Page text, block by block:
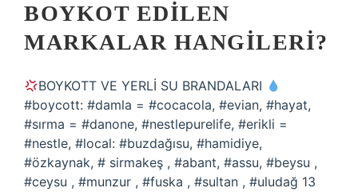
BOYKOT EDILEN
MARKALAR HANGILERI?
BOYKOTT VE YERLİ SU BRANDALARI
#boycott: #damla = #cocacola, #evian, #hayat,
#sırma = #danone, #nestlepurelife, #erikli =
#nestle, #local: #buzdağısu, #hamidiye,
#özkaynak, # sirmakeş , #abant, #assu, #beysu ,
#ceysu , #munzur , #fuska , #sultan , #uludağ 13